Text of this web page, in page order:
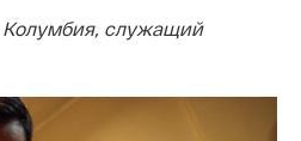
служащий